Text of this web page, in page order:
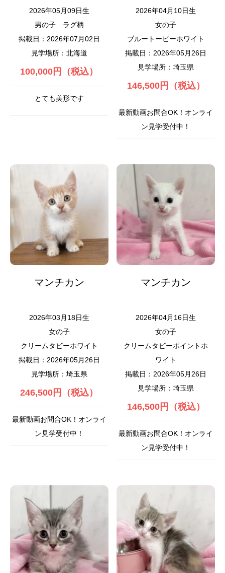
2026年05月09日生
男の子
ラグ柄
掲載日：2026年07月02日
見学場所：北海道
100,000円（税込）
とても美形です
2026年04月10日生
女の子
ブルートービーホワイト
掲載日：2026年05月26日
見学場所：埼玉県
146,500円（税込）
最新動画お問合OK！オンライ
ン見学受付中！
マンチカン
2026年03月18日生
女の子
クリームタビーホワイト
掲載日：2026年05月26日
見学場所：埼玉県
246,500円（税込）
最新動画お問合OK！オンライ
ン見学受付中！
マンチカン
2026年04月16日生
女の子
クリームタビーポイントホ
ワイト
掲載日：2026年05月26日
見学場所：埼玉県
146,500円（税込）
最新動画お問合OK！オンライ
ン見学受付中！